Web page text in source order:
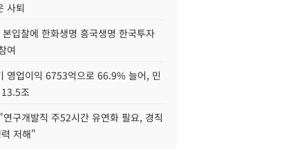
사퇴
입찰에 한화생명 흥국생명 한국투자
여
영업이익 6753억으로 66.9% 늘어, 민
조
구개발직 주52시간 유연화 필요, 경직
저해"